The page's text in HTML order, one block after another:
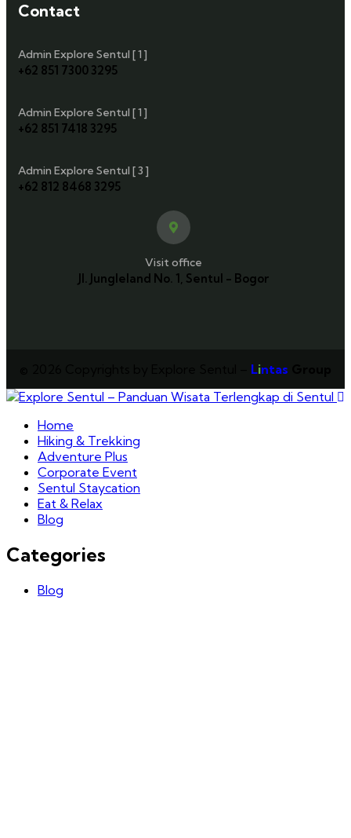
Contact
Admin Explore Sentul [ 1 ]
+62 851 7300 3295
Admin Explore Sentul [ 1 ]
+62 851 7418 3295
Admin Explore Sentul [ 3 ]
+62 812 8468 3295
Visit office
Jl. Jungleland No. 1, Sentul - Bogor
Lintas
Home
Hiking & Trekking
Adventure Plus
Corporate Event
Sentul Staycation
Eat & Relax
Blog
Categories
Blog